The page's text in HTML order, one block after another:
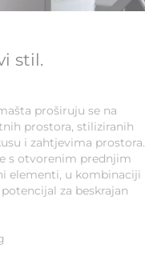
stil.
proširuju se na
prostora, stiliziranih
i zahtjevima prostora.
s otvorenim prednjim
elementi, u kombinaciji
za beskrajan